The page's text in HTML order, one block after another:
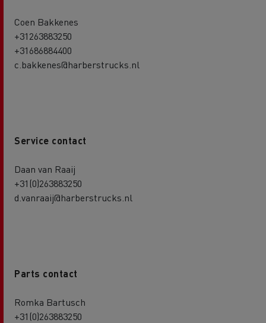
Coen Bakkenes
+31263883250
+31686884400
c.bakkenes@harberstrucks.nl
Service contact
Daan van Raaij
+31(0)263883250
d.vanraaij@harberstrucks.nl
Parts contact
Romka Bartusch
+31(0)263883250